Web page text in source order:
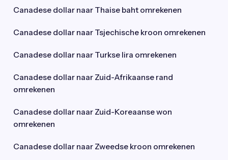
Canadese dollar naar Thaise baht omrekenen
Canadese dollar naar Tsjechische kroon omrekenen
Canadese dollar naar Turkse lira omrekenen
Canadese dollar naar Zuid-Afrikaanse rand
omrekenen
Canadese dollar naar Zuid-Koreaanse won
omrekenen
Canadese dollar naar Zweedse kroon omrekenen